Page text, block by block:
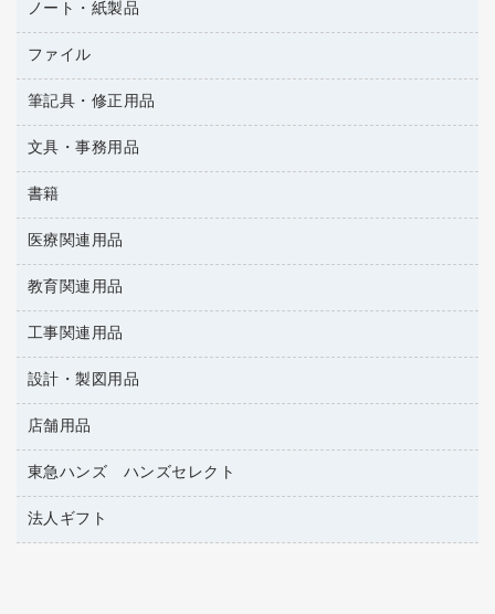
トイレ用洗剤
ティッシュペーパー
ダストボックス
タオル・アメニティ用品
スリッパ・サンダル・シューズ
スポーツ・レジャー用品
ゴミ袋
キッチン用品
シュレッダ
ＯＨＰ用品
デスクライト
アルバム
懐中電灯・ライト
その他電化製品
キッチン・調理家電
ＯＡタップ／延長コード
電卓
ラベルテープ
その他電子文具
ノート・紙製品
封筒
粘着メモ
伝票
典礼用品
帳簿
額縁
各種用紙
ルーズリーフ
ファイル
名刺整理用品
板目表紙・綴込表紙
背幅が伸びるファイル
統一伝票用ファイル
収納保存用品
レターファイル
リングファイル
プレゼン用ファイル
ファイルボックス
パイプ式ファイル
その他ファイル
筆記具・修正用品
万年筆
筆ペン
消しゴム
修正液・修正ペン
修正テープ
鉛筆
マーキングペン（油性）
マーキングペン（水性）
ボールペン（油性）
文具・事務用品
輪ゴム
両面テープ
名札
保管・整理用品
壁面／足元収納
備品／小物ケース
透明テープ 事務用
電話台
書籍
雑誌
パソコンソフト
医療関連用品
保健用品
使い捨て手袋
感染症対策用品
介護用品
医療関連用品
教育関連用品
教育関連用品
工事関連用品
工事関連用品
屋外用品
設計・製図用品
設計・製図用品
店舗用品
店舗運営用品
陳列什器
紙手提げ袋
東急ハンズ ハンズセレクト
東急ハンズ
法人ギフト